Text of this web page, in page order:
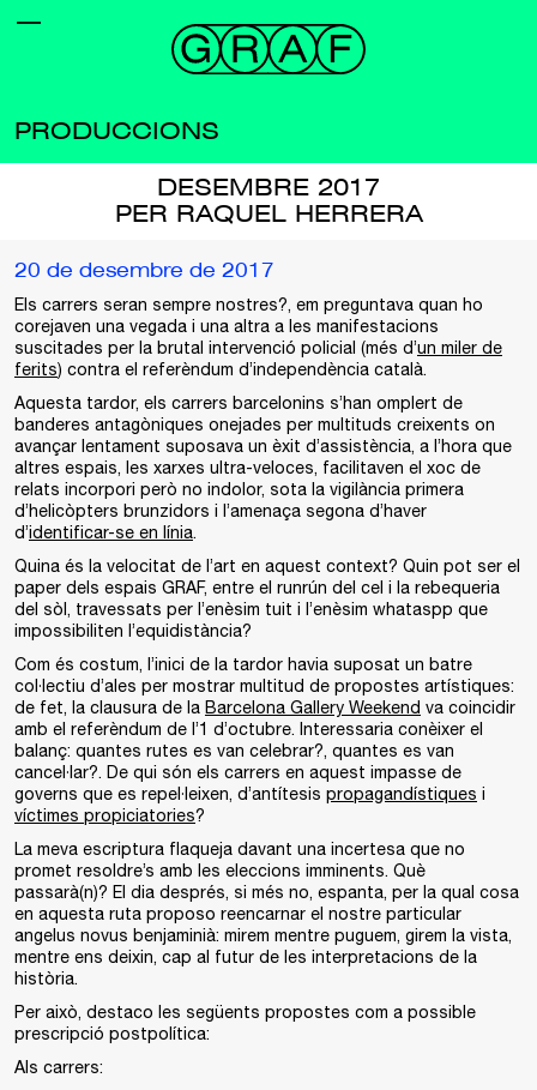
PRODUCCIONS
DESEMBRE 2017
PER RAQUEL HERRERA
20 de desembre de 2017
Els carrers seran sempre nostres?, em preguntava quan ho
corejaven una vegada i una altra a les manifestacions
suscitades per la brutal intervenció policial (més d’un miler de
ferits) contra el referèndum d’independència català.
Aquesta tardor, els carrers barcelonins s’han omplert de
banderes antagòniques onejades per multituds creixents on
avançar lentament suposava un èxit d’assistència, a l’hora que
altres espais, les xarxes ultra-veloces, facilitaven el xoc de
relats incorpori però no indolor, sota la vigilància primera
d’helicòpters brunzidors i l’amenaça segona d’haver
d’identificar-se en línia.
Quina és la velocitat de l’art en aquest context? Quin pot ser el
paper dels espais GRAF, entre el runrún del cel i la rebequeria
del sòl, travessats per l’enèsim tuit i l’enèsim whataspp que
impossibiliten l’equidistància?
Com és costum, l’inici de la tardor havia suposat un batre
col·lectiu d’ales per mostrar multitud de propostes artístiques:
de fet, la clausura de la Barcelona Gallery Weekend va coincidir
amb el referèndum de l’1 d’octubre. Interessaria conèixer el
balanç: quantes rutes es van celebrar?, quantes es van
cancel·lar?. De qui són els carrers en aquest impasse de
governs que es repel·leixen, d’antítesis propagandístiques i
víctimes propiciatories?
La meva escriptura flaqueja davant una incertesa que no
promet resoldre’s amb les eleccions imminents. Què
passarà(n)? El dia després, si més no, espanta, per la qual cosa
en aquesta ruta proposo reencarnar el nostre particular
angelus novus benjaminià: mirem mentre puguem, girem la vista,
mentre ens deixin, cap al futur de les interpretacions de la
història.
Per això, destaco les següents propostes com a possible
prescripció postpolítica:
Als carrers: